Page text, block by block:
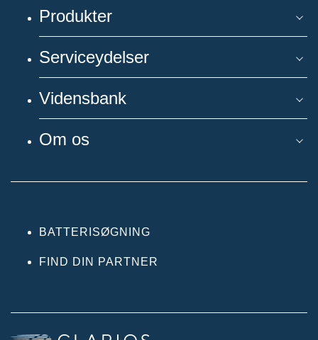
Produkter
Serviceydelser
Vidensbank
Om os
BATTERISØGNING
FIND DIN PARTNER